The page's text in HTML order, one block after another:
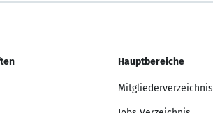
Hauptbereiche
Mitgliederverzeichnis